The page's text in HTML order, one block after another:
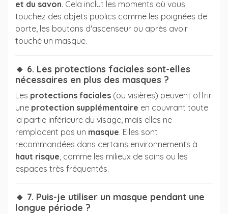
et du savon. Cela inclut les moments où vous
touchez des objets publics comme les poignées de
porte, les boutons d'ascenseur ou après avoir
touché un masque.
🔸 6. Les protections faciales sont-elles
nécessaires en plus des masques ?
Les protections faciales (ou visières) peuvent offrir
une protection supplémentaire en couvrant toute
la partie inférieure du visage, mais elles ne
remplacent pas un masque. Elles sont
recommandées dans certains environnements à
haut risque , comme les milieux de soins ou les
espaces très fréquentés.
🔸 7. Puis-je utiliser un masque pendant une
longue période ?